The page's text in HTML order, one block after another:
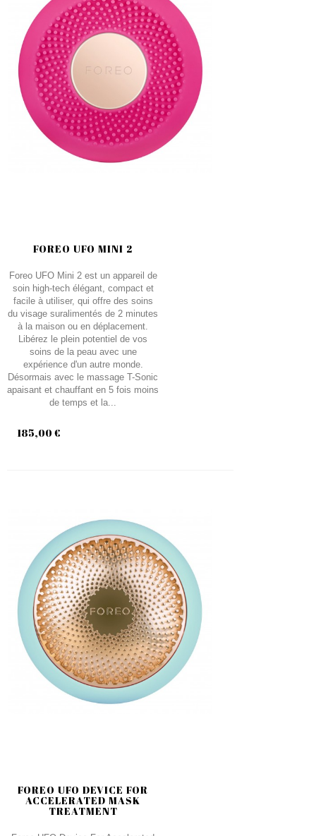
FOREO UFO MINI 2
Foreo UFO Mini 2 est un appareil de
soin high-tech élégant, compact et
facile à utiliser, qui offre des soins
du visage suralimentés de 2 minutes
à la maison ou en déplacement.
Libérez le plein potentiel de vos
soins de la peau avec une
expérience d'un autre monde.
Désormais avec le massage T-Sonic
apaisant et chauffant en 5 fois moins
de temps et la...
185,00 €
FOREO UFO DEVICE FOR
ACCELERATED MASK
TREATMENT